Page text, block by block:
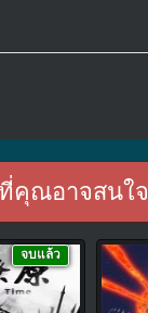
ที่คุณอาจสนใจ
จบแล้ว